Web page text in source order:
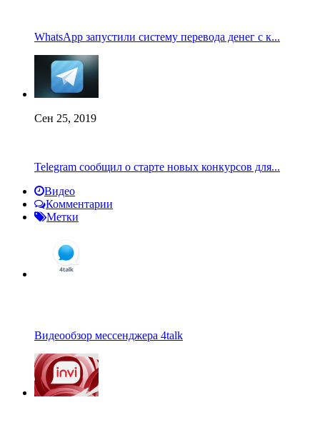
WhatsApp запустили систему перевода денег с к...
Сен 25, 2019
Telegram сообщил о старте новых конкурсов для...
Видео
Комментарии
Метки
Видеообзор мессенджера 4talk